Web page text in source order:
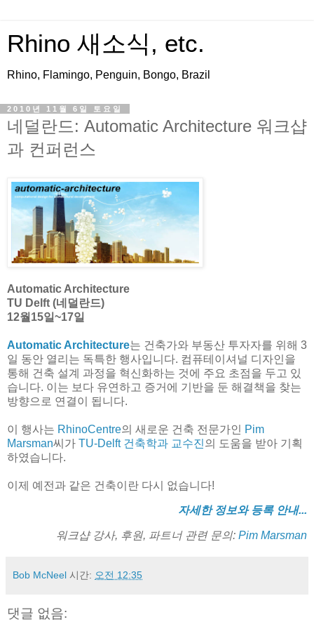
Rhino 새소식, etc.
Rhino, Flamingo, Penguin, Bongo, Brazil
2010년 11월 6일 토요일
네덜란드: Automatic Architecture 워크샵
과 컨퍼런스
Automatic Architecture
TU Delft (네덜란드)
12월15일~17일
Automatic Architecture는 건축가와 부동산 투자자를 위해 3
일 동안 열리는 독특한 행사입니다. 컴퓨테이셔널 디자인을
통해 건축 설계 과정을 혁신화하는 것에 주요 초점을 두고 있
습니다. 이는 보다 유연하고 증거에 기반을 둔 해결책을 찾는
방향으로 연결이 됩니다.
이 행사는 RhinoCentre의 새로운 건축 전문가인
Pim
Marsman씨가 TU-Delft 건축학과 교수진의 도움을 받아 기획
하였습니다.
이제 예전과 같은 건축이란 다시 없습니다!
자세한 정보와 등록 안내...
워크샵 강사, 후원, 파트너 관련 문의: Pim Marsman
Bob McNeel 시간: 오전 12:35
댓글 없음: